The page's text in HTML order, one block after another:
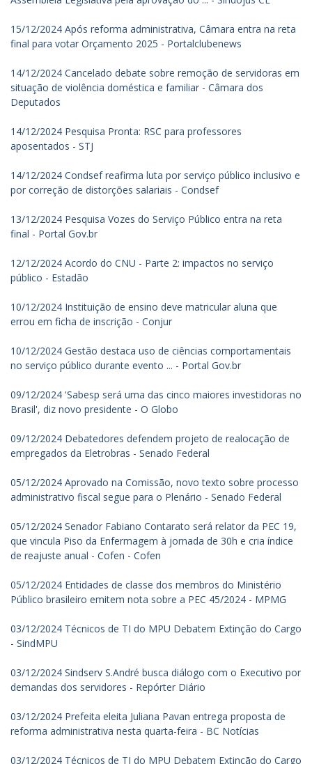
15/12/2024 Após reforma administrativa, Câmara entra na reta
final para votar Orçamento 2025 - Portalclubenews
14/12/2024 Cancelado debate sobre remoção de servidoras em
situação de violência doméstica e familiar - Câmara dos
Deputados
14/12/2024 Pesquisa Pronta: RSC para professores
aposentados - STJ
14/12/2024 Condsef reafirma luta por serviço público inclusivo e
por correção de distorções salariais - Condsef
13/12/2024 Pesquisa Vozes do Serviço Público entra na reta
final - Portal Gov.br
12/12/2024 Acordo do CNU - Parte 2: impactos no serviço
público - Estadão
10/12/2024 Instituição de ensino deve matricular aluna que
errou em ficha de inscrição - Conjur
10/12/2024 Gestão destaca uso de ciências comportamentais
no serviço público durante evento ... - Portal Gov.br
09/12/2024 'Sabesp será uma das cinco maiores investidoras no
Brasil', diz novo presidente - O Globo
09/12/2024 Debatedores defendem projeto de realocação de
empregados da Eletrobras - Senado Federal
05/12/2024 Aprovado na Comissão, novo texto sobre processo
administrativo fiscal segue para o Plenário - Senado Federal
05/12/2024 Senador Fabiano Contarato será relator da PEC 19,
que vincula Piso da Enfermagem à jornada de 30h e cria índice
de reajuste anual - Cofen - Cofen
05/12/2024 Entidades de classe dos membros do Ministério
Público brasileiro emitem nota sobre a PEC 45/2024 - MPMG
03/12/2024 Técnicos de TI do MPU Debatem Extinção do Cargo
- SindMPU
03/12/2024 Sindserv S.André busca diálogo com o Executivo por
demandas dos servidores - Repórter Diário
03/12/2024 Prefeita eleita Juliana Pavan entrega proposta de
reforma administrativa nesta quarta-feira - BC Notícias
03/12/2024 Técnicos de TI do MPU Debatem Extinção do Cargo